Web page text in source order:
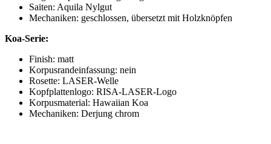
Saiten: Aquila Nylgut
Mechaniken: geschlossen, übersetzt mit Holzknöpfen
Koa-Serie:
Finish: matt
Korpusrandeinfassung: nein
Rosette: LASER-Welle
Kopfplattenlogo: RISA-LASER-Logo
Korpusmaterial: Hawaiian Koa
Mechaniken: Derjung chrom